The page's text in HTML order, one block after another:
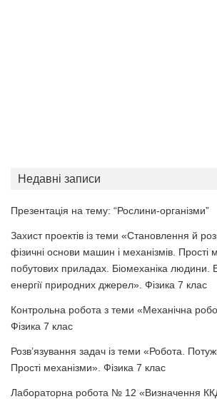
Недавні записи
Презентація на тему: “Рослини-організми”
Захист проектів із теми «Становлення й
фізичні основи машин і механізмів. Прості
побутових приладах. Біомеханіка людини.
енергії природних джерел». Фізика 7 клас
Контрольна робота з теми «Механічна
Фізика 7 клас
Розв’язування задач із теми «Робота.
Прості механізми». Фізика 7 клас
Лабораторна робота № 12 «Визначення